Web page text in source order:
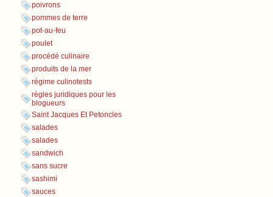
poivrons
pommes de terre
pot-au-feu
poulet
procédé culinaire
produits de la mer
régime culinotests
règles juridiques pour les
blogueurs
Saint Jacques Et Petoncles
salades
salades
sandwich
sans sucre
sashimi
sauces